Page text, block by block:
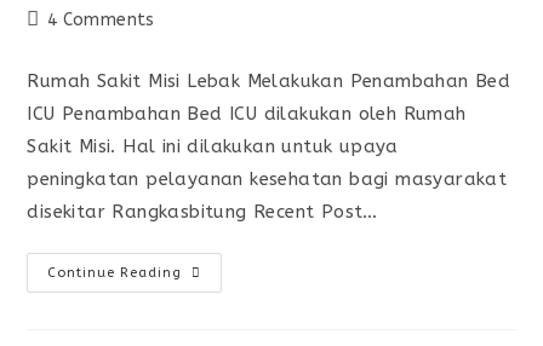
4 Comments
Rumah Sakit Misi Lebak Melakukan Penambahan Bed
ICU Penambahan Bed ICU dilakukan oleh Rumah
Sakit Misi. Hal ini dilakukan untuk upaya
peningkatan pelayanan kesehatan bagi masyarakat
disekitar Rangkasbitung Recent Post…
Continue Reading